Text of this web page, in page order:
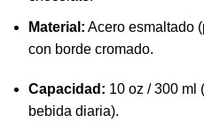
Material: Acero esmaltado
con borde cromado.
Capacidad: 10 oz / 300 ml
bebida diaria).